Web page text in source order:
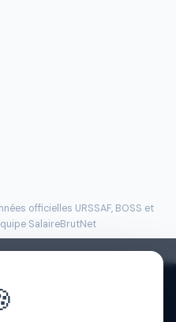
officielles URSSAF, BOSS et
SalaireBrutNet
FAQ